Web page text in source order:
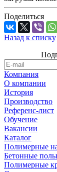
Поделиться
Назад к списку
Компания
О компании
История
Производство
Референс-лист
Обучение
Вакансии
Каталог
Полимерные
Бетонные полы
Полимерные